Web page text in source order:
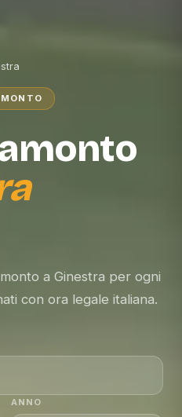
a Ginestra per ogni
con ora legale italiana.
ANNO